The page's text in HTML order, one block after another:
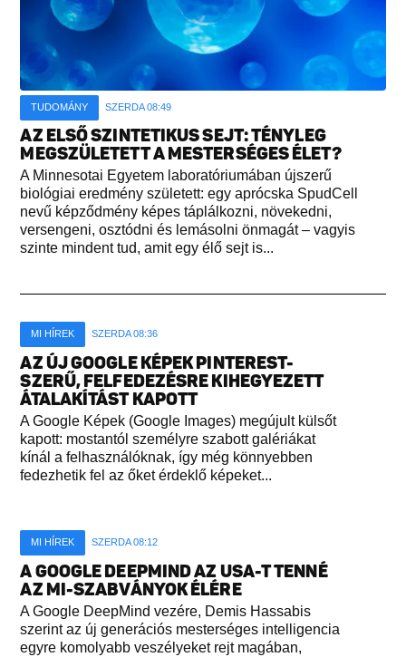
TUDOMÁNY SZERDA 08:49
AZ ELSŐ SZINTETIKUS SEJT: TÉNYLEG
MEGSZÜLETETT A MESTERSÉGES ÉLET?
A Minnesotai Egyetem laboratóriumában újszerű
biológiai eredmény született: egy aprócska SpudCell
nevű képződmény képes táplálkozni, növekedni,
versengeni, osztódni és lemásolni önmagát – vagyis
szinte mindent tud, amit egy élő sejt is...
MI HÍREK SZERDA 08:36
AZ ÚJ GOOGLE KÉPEK PINTEREST-
SZERŰ, FELFEDEZÉSRE KIHEGYEZETT
ÁTALAKÍTÁST KAPOTT
A Google Képek (Google Images) megújult külsőt
kapott: mostantól személyre szabott galériákat
kínál a felhasználóknak, így még könnyebben
fedezhetik fel az őket érdeklő képeket...
MI HÍREK SZERDA 08:12
A GOOGLE DEEPMIND AZ USA-T TENNÉ
AZ MI-SZABVÁNYOK ÉLÉRE
A Google DeepMind vezére, Demis Hassabis
szerint az új generációs mesterséges intelligencia
egyre komolyabb veszélyeket rejt magában,